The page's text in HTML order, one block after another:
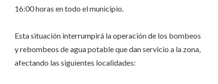
16:00 horas en todo el municipio.
Esta situación interrumpirá la operación de los bombeos
y rebombeos de agua potable que dan servicio a la zona,
afectando las siguientes localidades: